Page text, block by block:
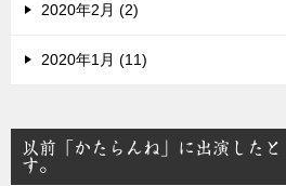
2020年2月 (2)
2020年1月 (11)
以前「かたらんね」に出演した
す。